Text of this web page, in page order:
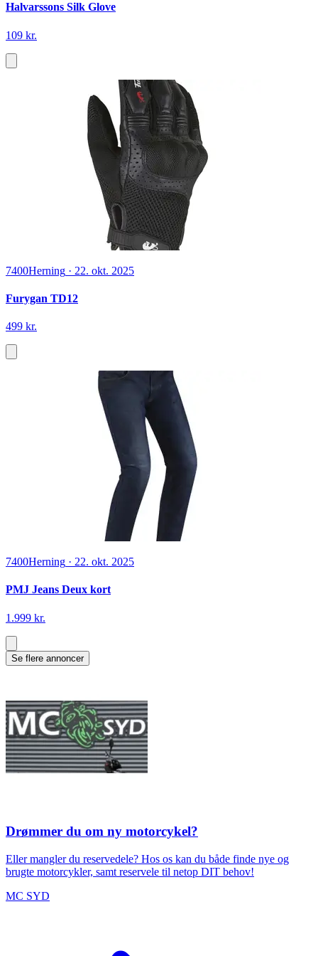
Halvarssons Silk Glove
109 kr.
7400Herning · 22. okt. 2025
Furygan TD12
499 kr.
7400Herning · 22. okt. 2025
PMJ Jeans Deux kort
1.999 kr.
Se flere annoncer
Drømmer du om ny motorcykel?
Eller mangler du reservedele? Hos os kan du både finde nye og
brugte motorcykler, samt reservele til netop DIT behov!
MC SYD